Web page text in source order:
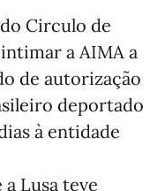
Circulo de
a AIMA a
de autorização
deportado
à entidade
a Lusa teve